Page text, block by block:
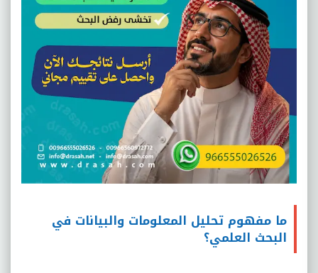
ما مفهوم تحليل المعلومات والبيانات في
البحث العلمي؟